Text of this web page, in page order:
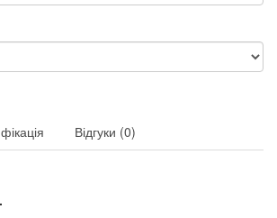
Відгуки (0)